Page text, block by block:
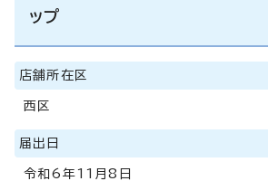
ップ
店舗所在区
西区
届出日
令和6年11月8日